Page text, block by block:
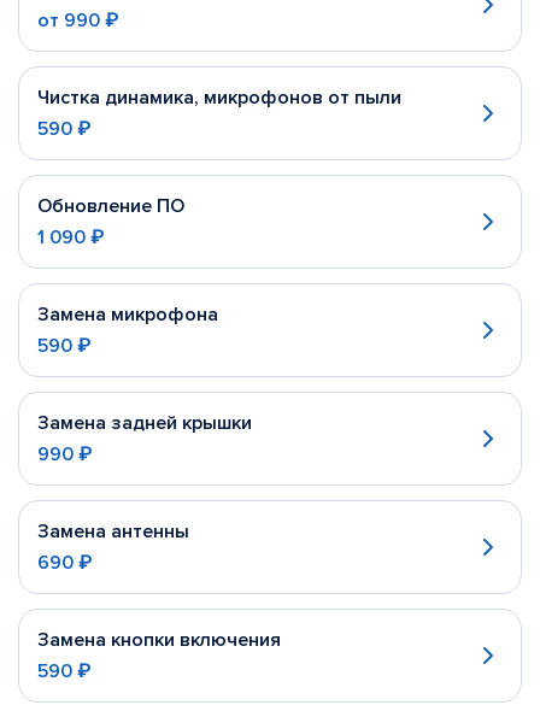
от 990 ₽
Чистка динамика, микрофонов от пыли
590 ₽
Обновление ПО
1 090 ₽
Замена микрофона
590 ₽
Замена задней крышки
990 ₽
Замена антенны
690 ₽
Замена кнопки включения
590 ₽